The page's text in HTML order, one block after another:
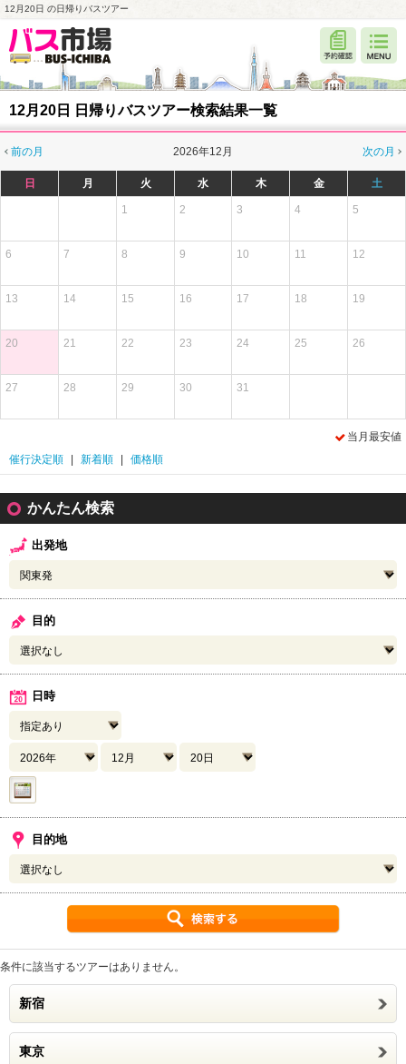
12月20日 の日帰りバスツアー
12月20日 日帰りバスツアー検索結果一覧
前の月 次の月
2026年12月
日 月 火 水 木 金 土
1 2 3 4 5
6 7 8 9 10 11 12
13 14 15 16 17 18 19
20 21 22 23 24 25 26
27 28 29 30 31
当月最安値
催行決定順
新着順 価格順
かんたん検索
出発地
目的
日時
目的地
条件に該当するツアーはありません。
新宿
東京